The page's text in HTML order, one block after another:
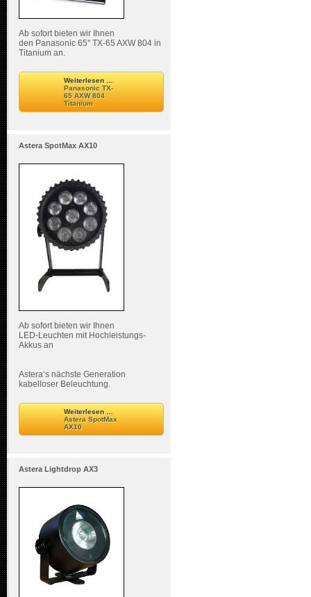
Ab sofort bieten wir Ihnen
den Panasonic 65" TX-65 AXW 804 in
Titanium an.
Weiterlesen …
Panasonic TX-
65 AXW 804
Titanium
Astera SpotMax AX10
Ab sofort bieten wir Ihnen
LED-Leuchten mit Hochleistungs-
Akkus an
Astera‘s nächste Generation
kabelloser Beleuchtung.
Weiterlesen …
Astera SpotMax
AX10
Astera Lightdrop AX3